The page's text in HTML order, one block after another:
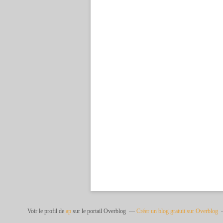
Voir le profil de ap sur le portail Overblog Créer un blog gratuit sur Overblog